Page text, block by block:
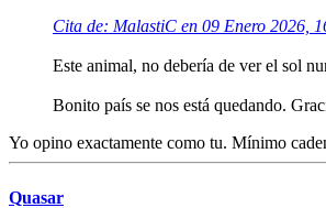
Cita de: MalastiC en 09 Enero 2026,
Este animal, no debería de ver el sol
Bonito país se nos está quedando.
Yo opino exactamente como tu. Mínimo
Quasar